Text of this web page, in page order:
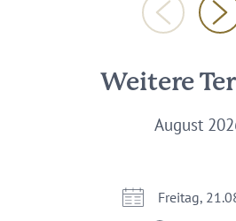
Weitere
August
Freitag,